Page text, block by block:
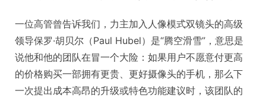
一位高管曾告诉我们，力主加入人像模式双镜头的高级
领导保罗·胡贝尔（Paul Hubel）是“腾空滑雪”，意思是
说他和他的团队在冒一个大险：如果用户不愿意付更高
的价格购买一部拥有更贵、更好摄像头的手机，那么下
一次提出成本高昂的升级或特色功能建议时，该团队的